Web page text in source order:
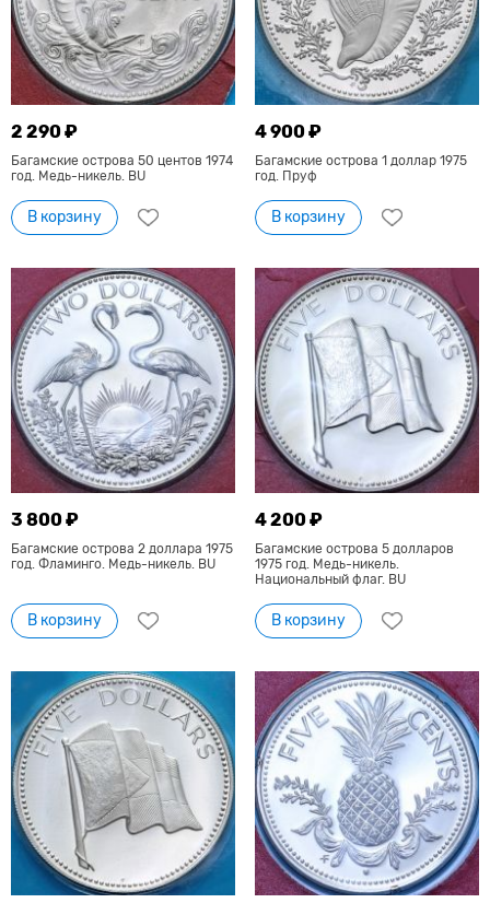
2 290 ₽
Багамские острова 50 центов 1974
год. Медь-никель. BU
В корзину
4 900 ₽
Багамские острова 1 доллар 1975
год. Пруф
В корзину
3 800 ₽
Багамские острова 2 доллара 1975
год. Фламинго. Медь-никель. BU
В корзину
4 200 ₽
Багамские острова 5 долларов
1975 год. Медь-никель.
Национальный флаг. BU
В корзину